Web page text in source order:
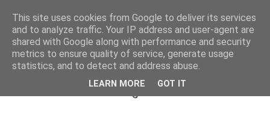
This site uses cookies from Google to deliver its services
and to analyze traffic. Your IP address and user-agent are
shared with Google along with performance and security
metrics to ensure quality of service, generate usage
statistics, and to detect and address abuse.
LEARN MORE GOT IT